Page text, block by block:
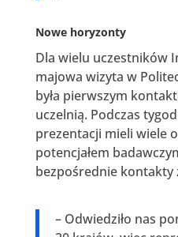
Nowe horyzonty
Dla wielu uczestników
majowa wizyta w
była pierwszym
uczelnią. Podczas
prezentacji mieli wiele
potencjałem
bezpośrednie kontakty
– Odwiedziło nas